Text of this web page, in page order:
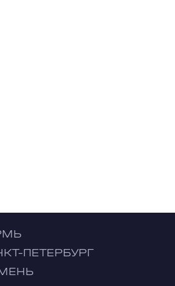
ПЕТЕРБУРГ